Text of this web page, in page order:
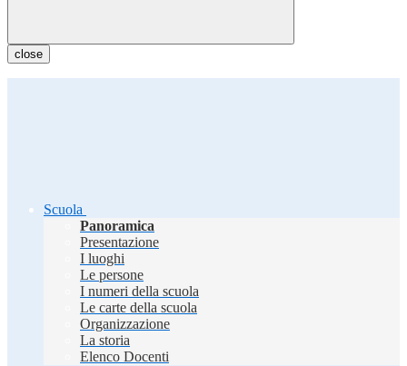
close
Scuola
Panoramica
Presentazione
I luoghi
Le persone
I numeri della scuola
Le carte della scuola
Organizzazione
La storia
Elenco Docenti